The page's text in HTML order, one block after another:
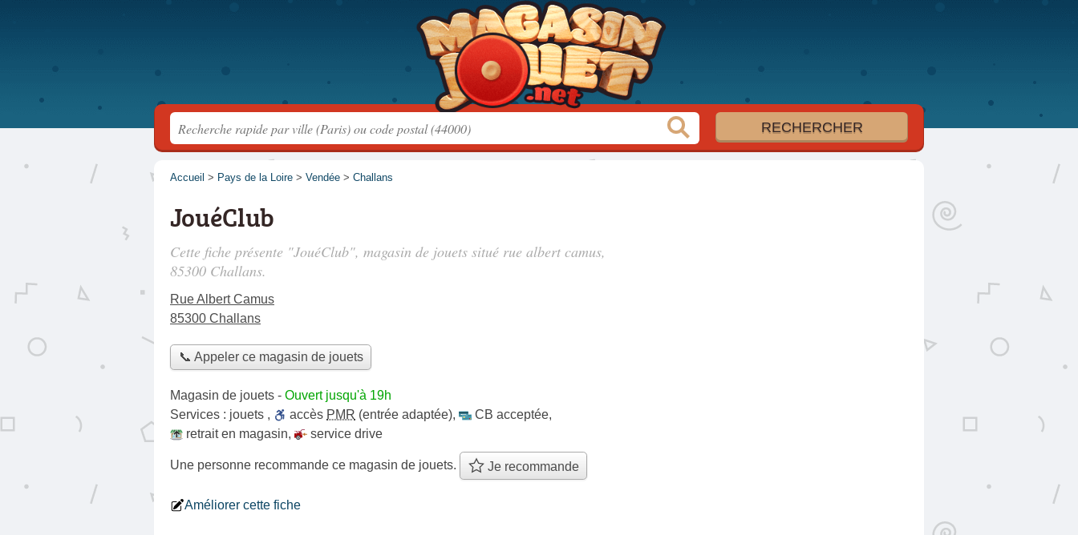
Accueil > Pays de la Loire > Vendée > Challans
JouéClub
Cette fiche présente "JouéClub", magasin de jouets situé rue albert camus,
85300 Challans.
Rue Albert Camus
85300 Challans
📞 Appeler ce magasin de jouets
Magasin de jouets - Ouvert jusqu'à 19h
Services : jouets , accès PMR (entrée adaptée), CB acceptée,
retrait en magasin, service drive
Une personne recommande ce magasin de jouets. Je recommande
Améliorer cette fiche